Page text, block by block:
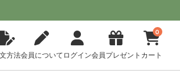
方法会員について ログイン会員プレゼント
0
カート